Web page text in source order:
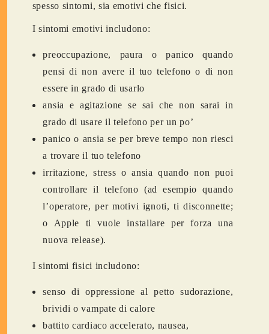
spesso sintomi, sia emotivi che fisici.
I sintomi emotivi includono:
preoccupazione, paura o panico quando
pensi di non avere il tuo telefono o di non
essere in grado di usarlo
ansia e agitazione se sai che non sarai in
grado di usare il telefono per un po’
panico o ansia se per breve tempo non riesci
a trovare il tuo telefono
irritazione, stress o ansia quando non puoi
controllare il telefono (ad esempio quando
l’operatore, per motivi ignoti, ti disconnette;
o Apple ti vuole installare per forza una
nuova release).
I sintomi fisici includono:
senso di oppressione al petto sudorazione,
brividi o vampate di calore
battito cardiaco accelerato, nausea,